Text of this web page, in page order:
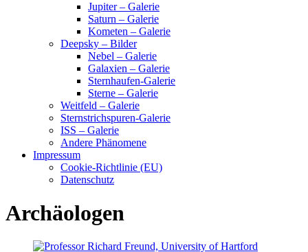
Jupiter – Galerie
Saturn – Galerie
Kometen – Galerie
Deepsky – Bilder
Nebel – Galerie
Galaxien – Galerie
Sternhaufen-Galerie
Sterne – Galerie
Weitfeld – Galerie
Sternstrichspuren-Galerie
ISS – Galerie
Andere Phänomene
Impressum
Cookie-Richtlinie (EU)
Datenschutz
Archäologen